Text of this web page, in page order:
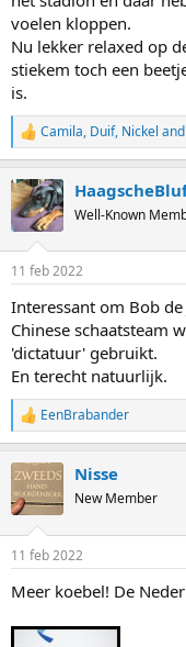
voelen kloppen.
Nu lekker relaxed op
stiekem toch een
is.
R
e
c
t
i
s
Camila, Duif, Nickel
Well-Known
11 feb 2022
Interessant om Bob
Chinese schaatsteam
'dictatuur' gebruikt.
En terecht natuurlijk.
R
e
c
t
i
s
EenBrabander
Nisse
New Member
11 feb 2022
Meer koebel! De